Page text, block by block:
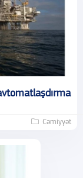
Cəmiyyət